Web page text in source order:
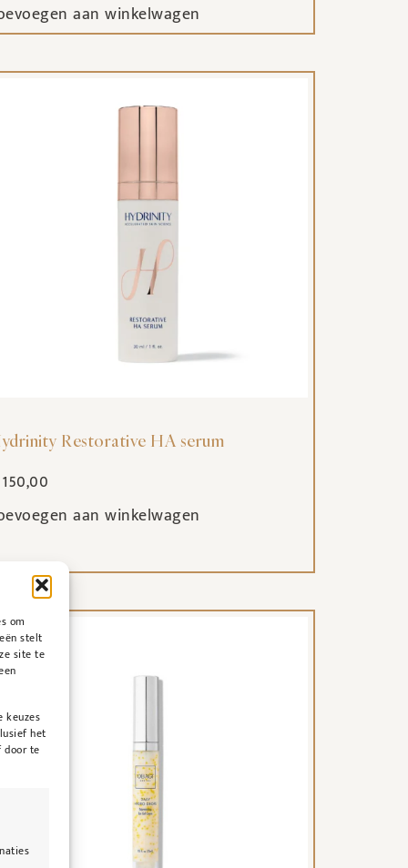
om
stelt
site te
keuzes
het
door te
aan winkelwagen
Restorative HA serum
150,00
aan winkelwagen